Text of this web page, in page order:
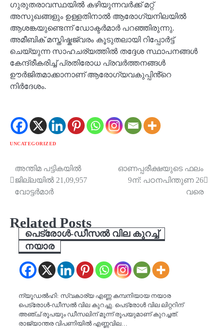
ഗുരുതരാവസ്ഥയില്‍ കഴിയുന്നവര്‍ക്ക് മറ്റ്
അസുഖങ്ങളും ഉള്ളതിനാൽ ആരോഗ്യനിലയിൽ
ആശങ്കയുണ്ടെന്ന് ഡോക്ടർമാർ പറഞ്ഞിരുന്നു.
അമീബിക് മസ്തിഷ്കജ്വരം കൂടുതലായി റിപ്പോർട്ട്
ചെയ്യുന്ന സാഹചര്യത്തിൽ തദ്ദേശ സ്ഥാപനങ്ങൾ
കേന്ദ്രീകരിച്ച് പ്രതിരോധ പ്രവർത്തനങ്ങൾ
ഊർജിതമാക്കാനാണ് ആരോഗ്യവകുപ്പിൻ്റെ
നിർദേശം.
UNCATEGORIZED
Post
navigation
അന്തിമ പട്ടികയിൽ
ജില്ലയിൽ 21,09,957
വോട്ടർമാർ
ഓണപ്പരീക്ഷയുടെ ഫലം
9ന്: പഠനപിന്തുണ 26
വരെ
Related Posts
പെട്രോള്‍-ഡീസല്‍ വില കുറച്ച്
നയാര
ന്യൂഡല്‍ഹി: സ്വകാര്യ എണ്ണ കമ്പനിയായ നയാര
പെട്രോള്‍-ഡീസല്‍ വില കുറച്ചു. പെട്രോള്‍ വില ലിറ്ററിന്
അഞ്ച് രൂപയും ഡീസലിന് മൂന്ന് രൂപയുമാണ് കുറച്ചത്.
രാജ്യാന്തര വിപണിയില്‍ എണ്ണവില…